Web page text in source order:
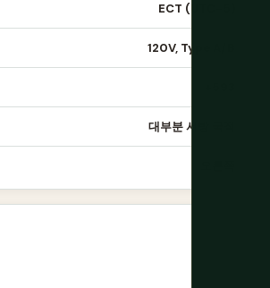
ECT (UTC-5)
120V, Type A/B
대부분 서방 국적